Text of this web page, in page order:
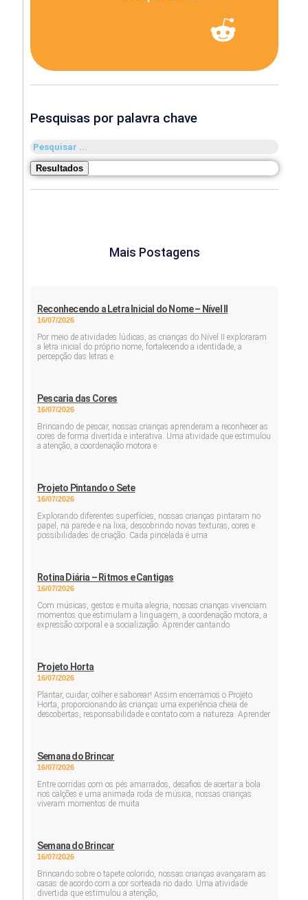
Pesquisas por palavra chave
Pesquisar
...
Resultados
Mais Postagens
Reconhecendo a Letra Inicial do Nome – Nível II
16/07/2026
Por meio de atividades lúdicas, as crianças do Nível II exploraram
a letra inicial do próprio nome, fortalecendo a identidade, a
percepção das letras e
Pescaria das Cores
16/07/2026
Brincando de pescar, nossas crianças aprenderam a reconhecer as
cores de forma divertida e interativa. Uma atividade que estimulou
a atenção, a coordenação motora e
Projeto Pintando o Sete
16/07/2026
Explorando diferentes superfícies, nossas crianças pintaram no
papel, na parede e na lixa, descobrindo novas texturas, cores e
possibilidades de criação. Cada pincelada é uma
Rotina Diária – Ritmos e Cantigas
16/07/2026
Com músicas, gestos e muita alegria, nossas crianças vivenciam
momentos que estimulam a linguagem, a coordenação motora, a
expressão corporal e a socialização. Aprender cantando
Projeto Horta
16/07/2026
Plantar, cuidar, colher e saborear! Assim encerramos o Projeto
Horta, proporcionando às crianças uma experiência cheia de
descobertas, responsabilidade e contato com a natureza. Aprender
Semana do Brincar
16/07/2026
Entre corridas com os pés amarrados, desafios de acertar a bola
nos calções e uma animada roda de música, nossas crianças
viveram momentos de muita
Semana do Brincar
16/07/2026
Brincando sobre o tapete colorido, nossas crianças avançaram as
casas de acordo com a cor sorteada no dado. Uma atividade
divertida que estimulou a atenção,